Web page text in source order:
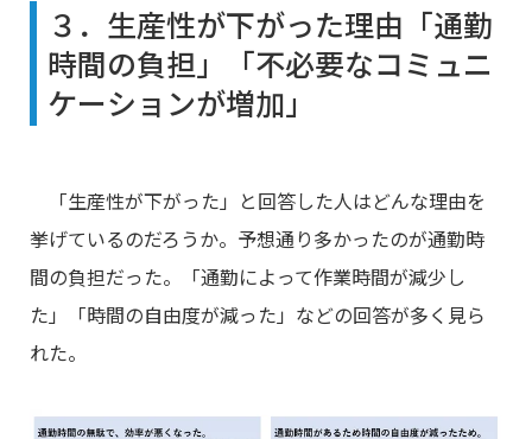
３．生産性が下がった理由「通勤
時間の負担」「不必要なコミュニ
ケーションが増加」
「生産性が下がった」と回答した人はどんな理由を
挙げているのだろうか。予想通り多かったのが通勤時
間の負担だった。「通勤によって作業時間が減少し
た」「時間の自由度が減った」などの回答が多く見ら
れた。